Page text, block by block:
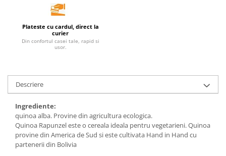
Unt, alternativa unt
Paine bio
Paste
Ciocolata
Dulceturi, gemuri, compoturi
Creme
Bomboane, Caramele si Jeleuri
Biscuiti si napolitane
Inghetata
Plateste cu cardul, direct la
curier
Din confortul casei tale, rapid si
usor.
Descriere
Ingrediente:
quinoa alba. Provine din agricultura ecologica.
Quinoa Rapunzel este o cereala ideala pentru vegetarieni.Quinoa
provine din America de Sud siestecultivata Hand in Hand cu
partenerii din Bolivia